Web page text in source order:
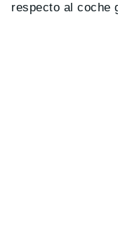
respecto al coche